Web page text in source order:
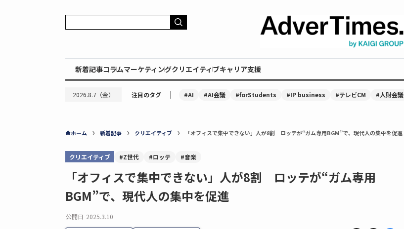
新着記事コラムマーケティングクリエイティブキャリア支援
2026.8.7（金） 注目のタグ ｜ #AI #AI会議 #forStudents #IP business #テレビCM #人財会議
ホーム 新着記事 クリエイティブ 「オフィスで集中できない」人が8割 ロッテが“ガム専用BGM”で、現代人の集中を促進
クリエイティブ #Z世代 #ロッテ #音楽
「オフィスで集中できない」人が8割 ロッテが“ガム専用
BGM”で、現代人の集中を促進
公開日 2025.3.10